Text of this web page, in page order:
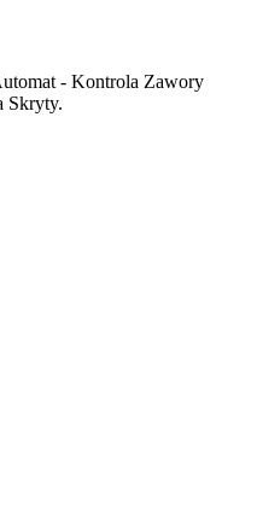
- Kontrola Zawory
Skryty.